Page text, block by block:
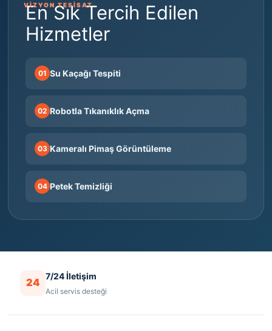
VİZYON TESİSAT
En Sık Tercih Edilen
Hizmetler
01 Su Kaçağı Tespiti
02 Robotla Tıkanıklık Açma
03 Kameralı Pimaş Görüntüleme
04 Petek Temizliği
24
7/24 İletişim
Acil servis desteği